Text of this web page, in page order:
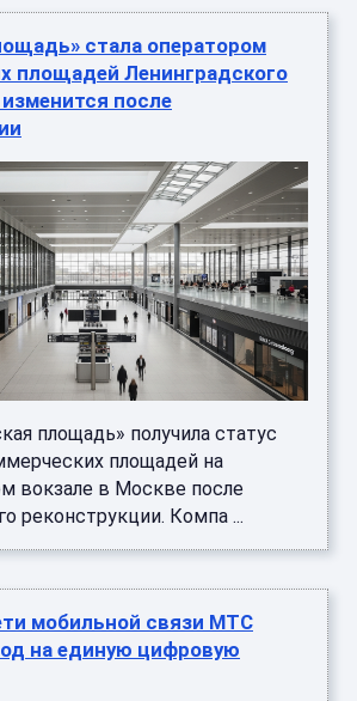
стала оператором
площадей Ленинградского
после
площадь» получила статус
площадей на
вокзале в Москве после
реконструкции. Компа ...
мобильной связи МТС
на единую цифровую